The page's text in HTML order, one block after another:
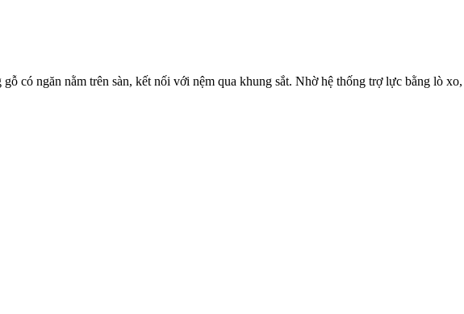
có ngăn nằm trên sàn, kết nối với nệm qua khung sắt. Nhờ hệ thống trợ lực bằng lò